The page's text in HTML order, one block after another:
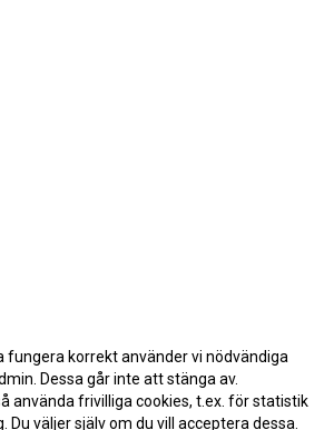
fungera korrekt använder vi nödvändiga
Dessa går inte att stänga av.
använda frivilliga cookies, t.ex. för statistik
väljer själv om du vill acceptera dessa.